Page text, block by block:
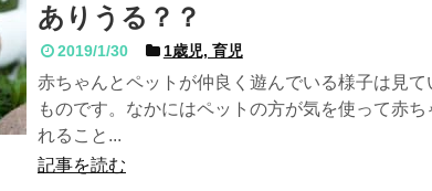
ありうる？？
2019/1/30 1歳児, 育児
赤ちゃんとペットが仲良く遊んでいる様子は見
ものです。なかにはペットの方が気を使って赤ち
れること...
記事を読む